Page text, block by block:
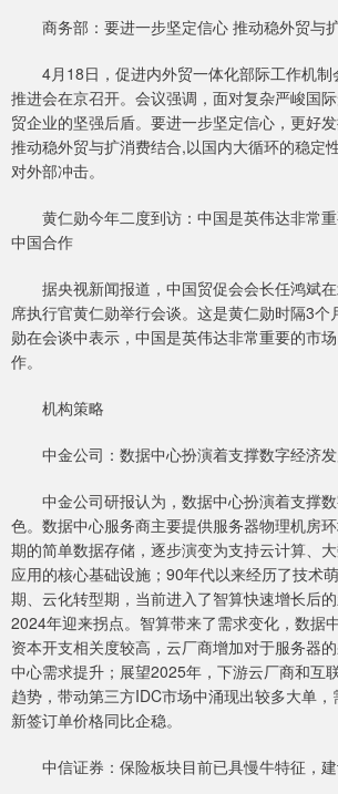
商务部：要进一步坚定信心 推动稳外贸与
4月18日，促进内外贸一体化部际工作机制
推进会在京召开。会议强调，面对复杂严峻国
贸企业的坚强后盾。要进一步坚定信心，更好
推动稳外贸与扩消费结合,以国内大循环的稳定
对外部冲击。
黄仁勋今年二度到访：中国是英伟达非常重
中国合作
据央视新闻报道，中国贸促会会长任鸿斌在
席执行官黄仁勋举行会谈。这是黄仁勋时隔3个
勋在会谈中表示，中国是英伟达非常重要的市
作。
机构策略
中金公司：数据中心扮演着支撑数字经济发
中金公司研报认为，数据中心扮演着支撑数
色。数据中心服务商主要提供服务器物理机房
期的简单数据存储，逐步演变为支持云计算、
应用的核心基础设施；90年代以来经历了技术
期、云化转型期，当前进入了智算快速增长后
2024年迎来拐点。智算带来了需求变化，数据
资本开支相关度较高，云厂商增加对于服务器
中心需求提升；展望2025年，下游云厂商和互
趋势，带动第三方IDC市场中涌现出较多大单
新签订单价格同比企稳。
中信证券：保险板块目前已具慢牛特征，建